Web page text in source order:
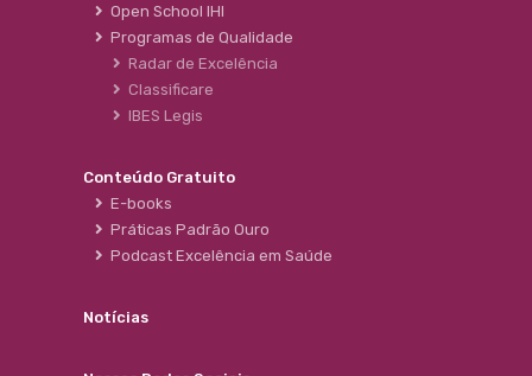
Open School IHI
Programas de Qualidade
Radar de Excelência
Classificare
IBES Legis
Conteúdo Gratuito
E-books
Práticas Padrão Ouro
Podcast Excelência em Saúde
Notícias